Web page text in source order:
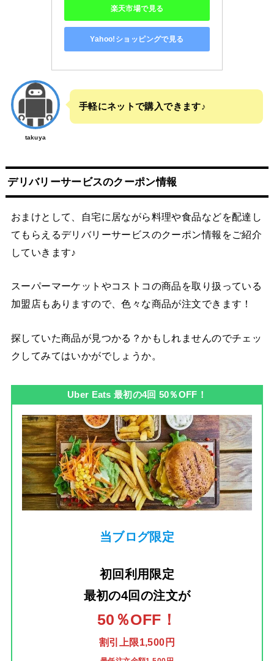
楽天市場で見る
Yahoo!ショッピングで見る
takuya
手軽にネットで購入できます♪
デリバリーサービスのクーポン情報
おまけとして、自宅に居ながら料理や食品などを配達し
てもらえるデリバリーサービスのクーポン情報をご紹介
していきます♪
スーパーマーケットやコストコの商品を取り扱っている
加盟店もありますので、色々な商品が注文できます！
探していた商品が見つかる？かもしれませんのでチェッ
クしてみてはいかがでしょうか。
Uber Eats 最初の4回 50％OFF！
当ブログ限定
初回利用限定
最初の4回の注文が
50％OFF！
割引上限1,500円